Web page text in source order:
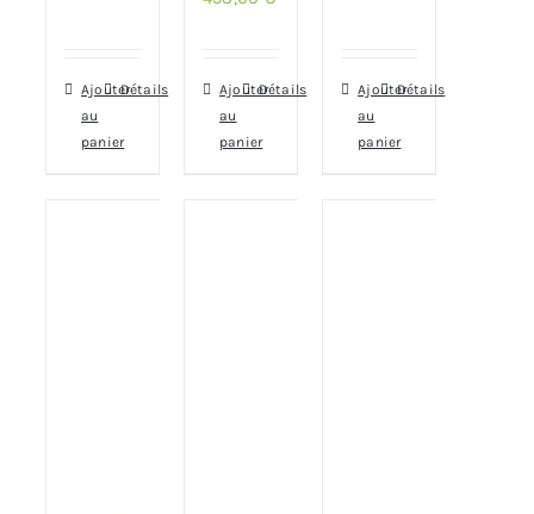
Ajouter
au
panier
Détails
Ajouter
au
panier
Détails
Ajouter
au
panier
Détails